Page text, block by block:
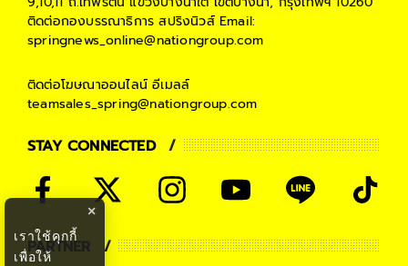
ติดต่อกองบรรณาธิการ สปริงนิวส์Email:
springnews_online@nationgroup.com
ติดต่อโฆษณาออนไลน์ อีเมลล์
teamsales_spring@nationgroup.com
STAY CONNECTED
PARTNER
×
เราใช้คุกกี้
เพื่อให้